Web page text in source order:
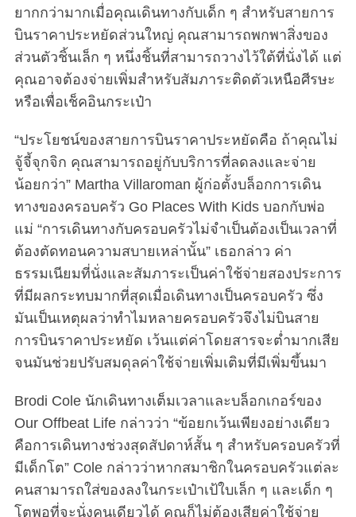
ยากกว่ามากเมื่อคุณเดินทางกับเด็ก ๆ สำหรับสายการ
บินราคาประหยัดส่วนใหญ่ คุณสามารถพกพาสิ่งของ
ส่วนตัวชิ้นเล็ก ๆ หนึ่งชิ้นที่สามารถวางไว้ใต้ที่นั่งได้ แต่
คุณอาจต้องจ่ายเพิ่มสำหรับสัมภาระติดตัวเหนือศีรษะ
หรือเพื่อเช็คอินกระเป๋า
“ประโยชน์ของสายการบินราคาประหยัดคือ ถ้าคุณไม่
จู้จี้จุกจิก คุณสามารถอยู่กับบริการที่ลดลงและจ่าย
น้อยกว่า” Martha Villaroman ผู้ก่อตั้งบล็อกการเดิน
ทางของครอบครัว Go Places With Kids บอกกับพ่อ
แม่ “การเดินทางกับครอบครัวไม่จำเป็นต้องเป็นเวลาที่
ต้องตัดทอนความสบายเหล่านั้น” เธอกล่าว ค่า
ธรรมเนียมที่นั่งและสัมภาระเป็นค่าใช้จ่ายสองประการ
ที่มีผลกระทบมากที่สุดเมื่อเดินทางเป็นครอบครัว ซึ่ง
มันเป็นเหตุผลว่าทำไมหลายครอบครัวจึงไม่บินสาย
การบินราคาประหยัด เว้นแต่ค่าโดยสารจะต่ำมากเสีย
จนมันช่วยปรับสมดุลค่าใช้จ่ายเพิ่มเติมที่มีเพิ่มขึ้นมา
Brodi Cole นักเดินทางเต็มเวลาและบล็อกเกอร์ของ
Our Offbeat Life กล่าวว่า “ข้อยกเว้นเพียงอย่างเดียว
คือการเดินทางช่วงสุดสัปดาห์สั้น ๆ สำหรับครอบครัวที่
มีเด็กโต” Cole กล่าวว่าหากสมาชิกในครอบครัวแต่ละ
คนสามารถใส่ของลงในกระเป๋าเป้ใบเล็ก ๆ และเด็ก ๆ
โตพอที่จะนั่งคนเดียวได้ คุณก็ไม่ต้องเสียค่าใช้จ่าย